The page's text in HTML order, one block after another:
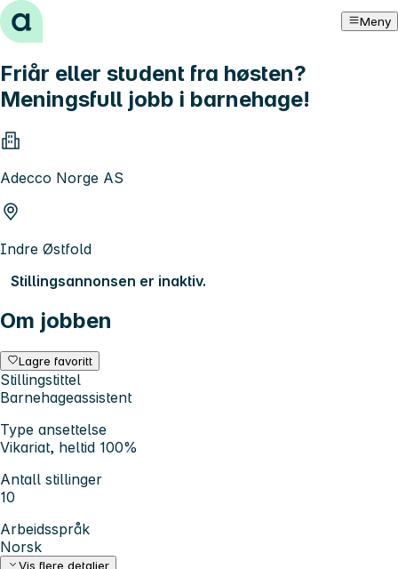
Hopp til innhold Meny
Friår eller student fra høsten?
Meningsfull jobb i barnehage!
Adecco Norge AS
Indre Østfold
Stillingsannonsen er inaktiv.
Om jobben
Lagre favoritt
Stillingstittel
Barnehageassistent
Type ansettelse
Vikariat, heltid 100%
Antall stillinger
10
Arbeidsspråk
Norsk
Vis flere detaljer